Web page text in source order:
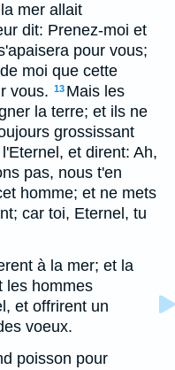
mer allait
dit: Prenez-moi et
pour vous;
moi que cette
vous. 13 Mais les
la terre; et ils ne
grossissant
et dirent: Ah,
pas, nous t'en
homme; et ne mets
car toi, Eternel, tu
à la mer; et la
les hommes
et offrirent un
voeux.
poisson pour